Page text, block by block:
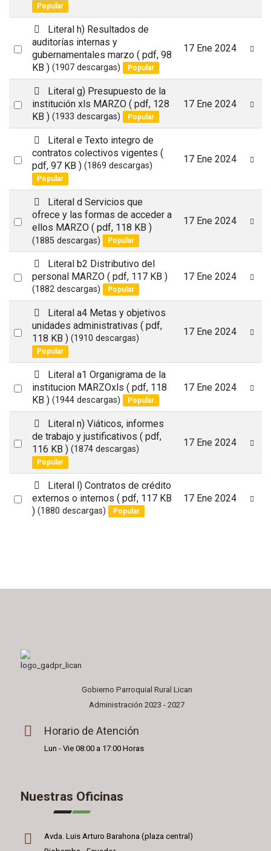
item
Popular
Select
item
p
d
f
Literal h) Resultados de
auditorías internas y
gubernamentales marzo ( pdf, 98
KB ) (1907 descargas) Popular
17 Ene 2024
Select
p
d
f
Literal g) Presupuesto de la
institución xls MARZO ( pdf, 128
KB ) (1933 descargas) Popular
17 Ene 2024
Select
item
p
d
f
Literal e Texto integro de
contratos colectivos vigentes (
pdf, 97 KB ) (1869 descargas)
Popular
17 Ene 2024
Select
item
p
d
f
Literal d Servicios que
ofrece y las formas de acceder a
ellos MARZO ( pdf, 118 KB )
(1885 descargas) Popular
17 Ene 2024
Select
p
d
f
Literal b2 Distributivo del
personal MARZO ( pdf, 117 KB )
(1882 descargas) Popular
17 Ene 2024
Select
item
p
d
f
Literal a4 Metas y objetivos
unidades administrativas ( pdf,
118 KB ) (1910 descargas)
Popular
17 Ene 2024
Select
p
d
f
Literal a1 Organigrama de la
institucion MARZOxls ( pdf, 118
KB ) (1944 descargas) Popular
17 Ene 2024
Select
item
p
d
f
Literal n) Viáticos, informes
de trabajo y justificativos ( pdf,
116 KB ) (1874 descargas)
Popular
17 Ene 2024
Select
p
d
f
Literal l) Contratos de crédito
externos o internos ( pdf, 117 KB
) (1880 descargas) Popular
17 Ene 2024
Gobierno Parroquial Rural Lican
Administración 2023 - 2027
Horario de Atención
Lun - Vie 08:00 a 17:00 Horas
Nuestras Oficinas
Avda. Luis Arturo Barahona (plaza central)